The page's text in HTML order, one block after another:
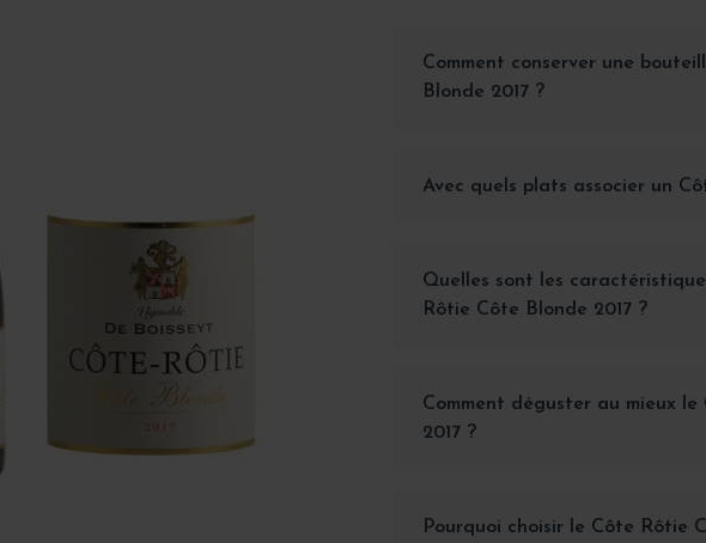
Comment conserver une
Blonde 2017 ?
Avec quels plats associer un
Quelles sont les
Rôtie Côte Blonde 2017 ?
Comment déguster au mieux
2017 ?
Pourquoi choisir le Côte Rôtie